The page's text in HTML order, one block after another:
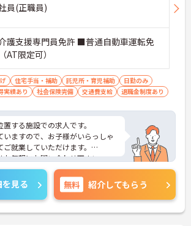
員(正職員)
護支援専門員免許 ■普通自動車運転免
AT限定可）
住宅手当・補助 託児所・育児補助
日勤のみ
実績あり
社会保険完備 交通費支給 退職金制度あり
する施設での求人です。
いますので、お子様がいらっしゃ
就業していただけます。
お気軽にお問い合わせ下さい。
を見る 無料 紹介してもらう